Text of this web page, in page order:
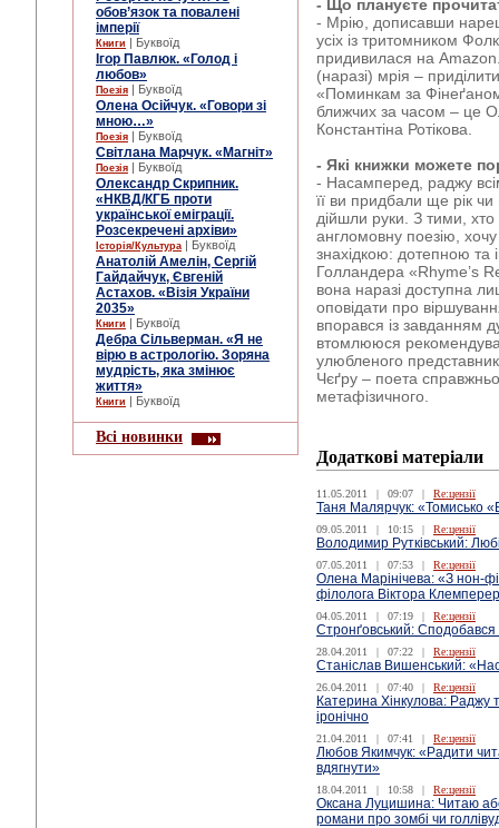
обов’язок та повалені
імперії
Книги | Буквоїд
Ігор Павлюк. «Голод і
любов»
Поезія | Буквоїд
Олена Осійчук. «Говори зі
мною…»
Поезія | Буквоїд
Світлана Марчук. «Магніт»
Поезія | Буквоїд
Олександр Скрипник.
«НКВД/КГБ проти
української еміграції.
Розсекречені архіви»
Історія/Культура | Буквоїд
Анатолій Амелін, Сергій
Гайдайчук, Євгеній
Астахов. «Візія України
2035»
Книги | Буквоїд
Дебра Сільверман. «Я не
вірю в астрологію. Зоряна
мудрість, яка змінює
життя»
Книги | Буквоїд
Всі новинки
- Що плануєте
- Мрію, дописавши
усіх із тритомником
придивилася на
(наразі) мрія –
«Поминкам за
ближчих за часом – це
Константіна Ротікова.
- Які книжки можете
- Насамперед, раджу
її ви придбали ще рік чи
дійшли руки. З тими,
англомовну поезію,
знахідкою: дотепною
Голландера «Rhyme’s
вона наразі доступна
оповідати про
впорався із завданням
втомлююся
улюбленого
Чєґру – поета
метафізичного.
Додаткові матеріали
11.05.2011 | 09:07 | Re:цензії
Таня Малярчук: «Томисько
09.05.2011 | 10:15 | Re:цензії
Володимир Рутківський:
07.05.2011 | 07:53 | Re:цензії
Олена Марінічева: «З нон-
філолога Віктора
04.05.2011 | 07:19 | Re:цензії
Стронґовський:
28.04.2011 | 07:22 | Re:цензії
Станіслав Вишенський:
26.04.2011 | 07:40 | Re:цензії
Катерина Хінкулова: Раджу
іронічно
21.04.2011 | 07:41 | Re:цензії
Любов Якимчук: «Радити
вдягнути»
18.04.2011 | 10:58 | Re:цензії
Оксана Луцишина: Читаю
романи про зомбі чи